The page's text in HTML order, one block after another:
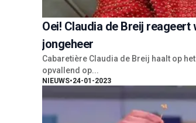
Oei! Claudia de Breij
jongeheer
Cabaretière Claudia de Breij haalt op
opvallend op...
NIEUWS•24-01-2023